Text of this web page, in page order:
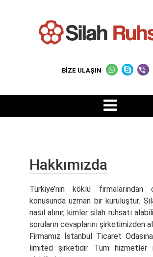
BİZE ULAŞIN
Hakkımızda
Türkiye’nin köklü firmalarından
konusunda uzman bir kuruluştur.
nasıl alınır, kimler silah ruhsatı
soruların cevaplarını şirketimizden
Firmamız İstanbul Ticaret
limited şirketidir. Tüm hizmetler